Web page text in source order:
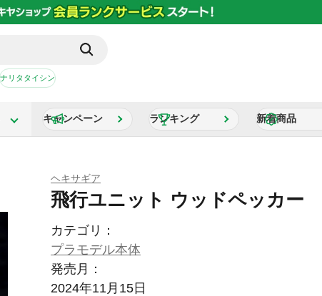
ナリタタイシン
キャンペーン ランキング 新着商品
ヘキサギア
飛行ユニット ウッドペッカー
カテゴリ：
プラモデル本体
発売月：
2024年11月15日